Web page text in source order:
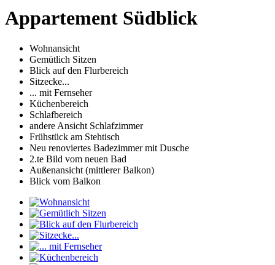
Appartement Südblick
Wohnansicht
Gemütlich Sitzen
Blick auf den Flurbereich
Sitzecke...
... mit Fernseher
Küchenbereich
Schlafbereich
andere Ansicht Schlafzimmer
Frühstück am Stehtisch
Neu renoviertes Badezimmer mit Dusche
2.te Bild vom neuen Bad
Außenansicht (mittlerer Balkon)
Blick vom Balkon